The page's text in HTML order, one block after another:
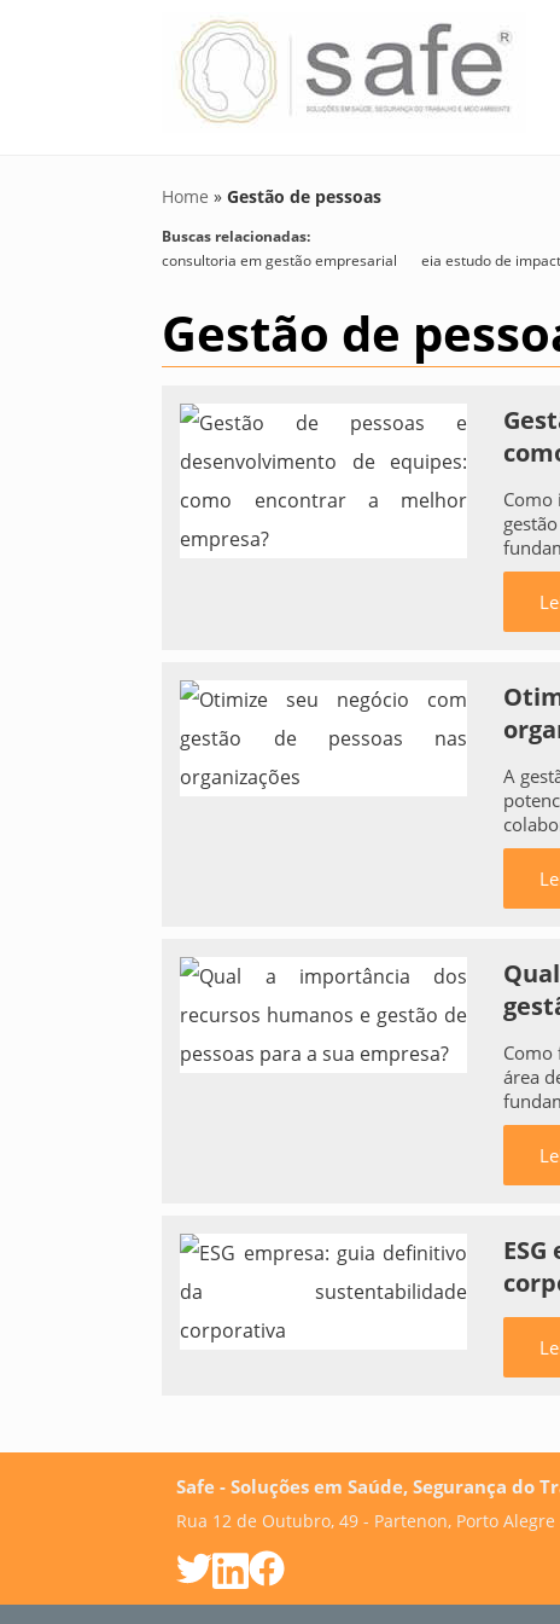
Home »Gestão de pessoas
Buscas relacionadas:
consultoria em gestão empresarial
eia estudo de
Gestão de
Como
A
Como
área
Safe - Soluções em Saúde, Segurança do
Rua 12 de Outubro, 49 - Partenon, Porto Alegre